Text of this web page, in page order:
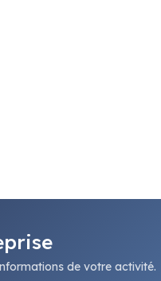
de votre activité.